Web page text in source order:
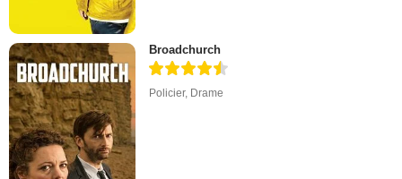
Broadchurch
Policier, Drame